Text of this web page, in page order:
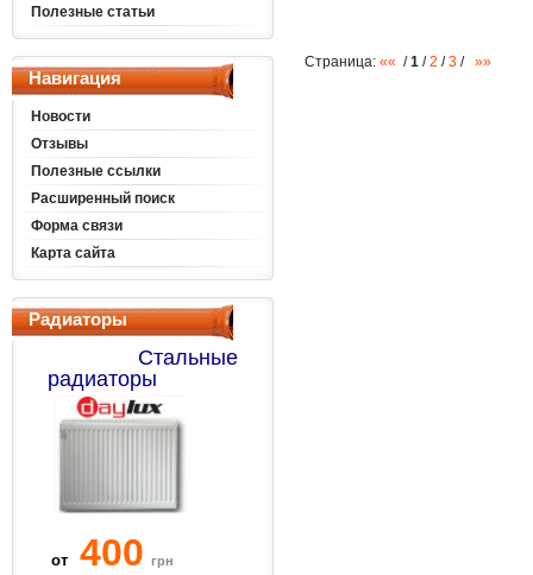
Полезные статьи
Навигация
Новости
Отзывы
Полезные ссылки
Расширенный поиск
Форма связи
Карта сайта
Радиаторы
Стальные
радиаторы
от 400 грн
Страница: «« /1 /2 /3 / »»